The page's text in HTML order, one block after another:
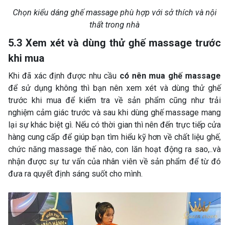
Chọn kiểu dáng ghế massage phù hợp với sở thích và nội
thất trong nhà
5.3 Xem xét và dùng thử ghế massage trước
khi mua
Khi đã xác định được nhu cầu có nên mua ghế massage
để sử dụng không thì bạn nên xem xét và dùng thử ghế
trước khi mua để kiểm tra về sản phẩm cũng như trải
nghiệm cảm giác trước và sau khi dùng ghế massage mang
lại sự khác biệt gì. Nếu có thời gian thì nên đến trực tiếp cửa
hàng cung cấp để giúp bạn tìm hiểu kỹ hơn về chất liệu ghế,
chức năng massage thế nào, con lăn hoạt động ra sao,..và
nhận được sự tư vấn của nhân viên về sản phẩm để từ đó
đưa ra quyết định sáng suốt cho mình.